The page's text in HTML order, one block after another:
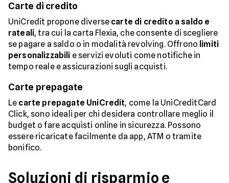
Carte di credito
UniCredit propone diverse carte di credito a saldo e
rateali, tra cui la carta Flexia, che consente di scegliere
se pagare a saldo o in modalità revolving. Offrono limiti
personalizzabili e servizi evoluti come notifiche in
tempo reale e assicurazioni sugli acquisti.
Carte prepagate
Le carte prepagate UniCredit, come la UniCreditCard
Click, sono ideali per chi desidera controllare meglio il
budget o fare acquisti online in sicurezza. Possono
essere ricaricate facilmente da app, ATM o tramite
bonifico.
Soluzioni di risparmio e